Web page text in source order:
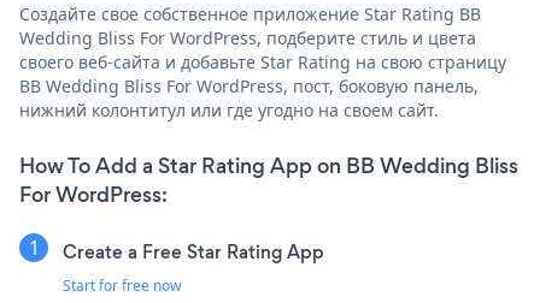
Создайте свое собственное приложение Star Rating BB
Wedding Bliss For WordPress, подберите стиль и цвета
своего веб-сайта и добавьте Star Rating на свою страницу
BB Wedding Bliss For WordPress, пост, боковую панель,
нижний колонтитул или где угодно на своем сайт.
How To Add a Star Rating App on BB Wedding Bliss
For WordPress:
Create a Free Star Rating App
Start for free now